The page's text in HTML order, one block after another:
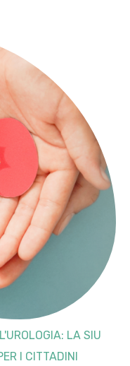
LA SIU
I CITTADINI